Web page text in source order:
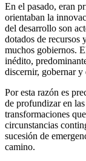
En el pasado, eran
orientaban la
del desarrollo son
dotados de recursos
muchos gobiernos.
inédito,
discernir, gobernar
Por esta razón es
de profundizar en
transformaciones
circunstancias
sucesión de
camino.